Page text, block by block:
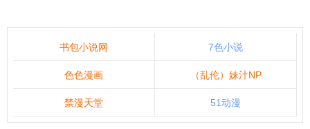
书包小说网 7色小说
色色漫画 （乱伦）妹汁NP
禁漫天堂 51动漫